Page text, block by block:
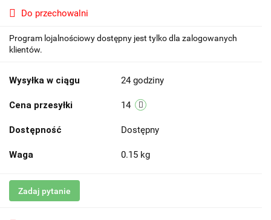
Do przechowalni
Program lojalnościowy dostępny jest tylko dla zalogowanych
klientów.
Wysyłka w ciągu 24 godziny
Cena przesyłki 14
Dostępność Dostępny
Waga 0.15 kg
Zadaj pytanie